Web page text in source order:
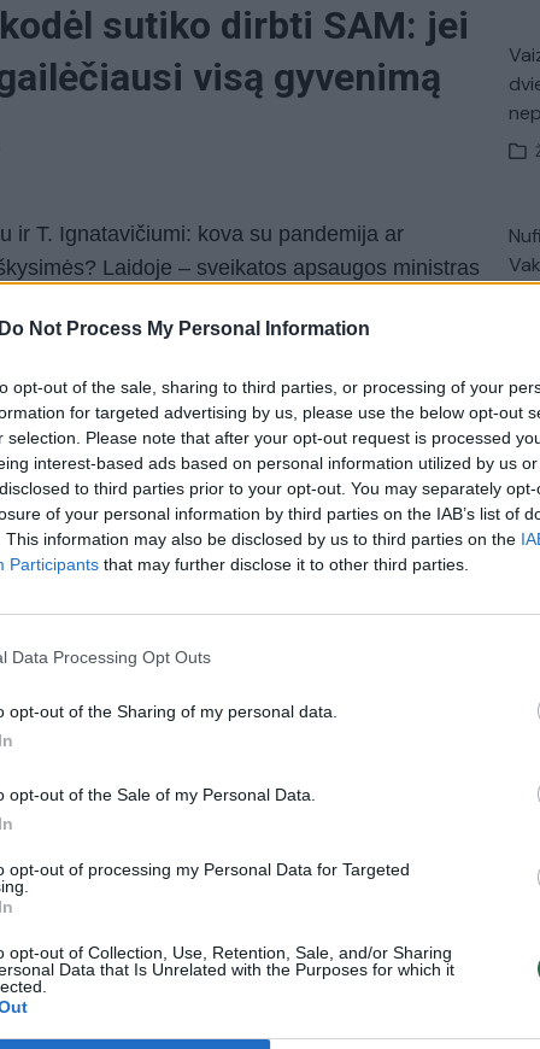
Do Not Process My Personal Information
opt-out of the sale, sharing to third parties, or processing of your
for targeted advertising by us, please use the below opt-out
selection. Please note that after your opt-out request is processed
interest-based ads based on personal information utilized by us
to third parties prior to your opt-out. You may separately
of your personal information by third parties on the IAB’s list of
This information may also be disclosed by us to third parties on the
Participants that may further disclose it to other third parties.
Data Processing Opt Outs
opt-out of the Sharing of my personal data.
opt-out of the Sale of my Personal Data.
opt-out of processing my Personal Data for Targeted
opt-out of Collection, Use, Retention, Sale, and/or Sharing
Data that Is Unrelated with the Purposes for which it
sutiko dirbti SAM: jei
visą gyvenimą
ir T. Ignatavičiumi: kova su pandemija ar
Laidoje – sveikatos apsaugos ministras
Koronavirusas Lietuvoje
Visi įrašai
Dar vienoje Europos šalyje sumuštas visų
pasiekė 41,4 laipsnio
nesupranta Mindaugas Sinkevičius?